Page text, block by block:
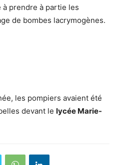
prendre à partie les
de bombes lacrymogènes.
les pompiers avaient été
devant le lycée Marie-